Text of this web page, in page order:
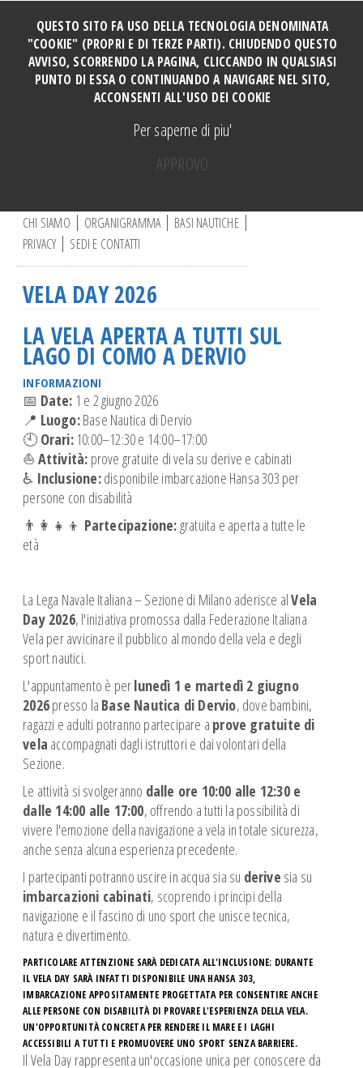
r
.
CHI SIAMO ORGANIGRAMMA
BASI NAUTICHE
PRIVACY
SEDI E CONTATTI
HOME
Manovre e Ormeggi Cabinati
Manovre a motore base DERVIO
Vela ragazzi
CORSO CATAMARANO
Canoa
Vela e disabili
Corso GMDSS-SRC
SICUREZZA WS OSR 6.01
CORSO NAVIGAZIONE ASTRONOMICA
PATENTE NAUTICA
CONFERENZE
SQUADRA AGONISTICA
SCUOLE
REGATE
NEWS
ISTRUTTORI
I nostri Istruttori
Documenti Istruttori
Spazio Istruttori Canoa
Spazio Istruttori Vela
CAMP ESTIVI
VELA DAY 2026
LA VELA APERTA A TUTTI SUL
LAGO DI COMO A DERVIO
INFORMAZIONI
📅 Date: 1 e 2 giugno 2026
📍 Luogo:Base Nautica di Dervio
🕙Orari:10:00–12:30 e 14:00–17:00
⛵Attività: prove gratuite di vela su derive e cabinati
♿ Inclusione:disponibile imbarcazione Hansa 303 per
persone con disabilità
👨‍👩‍👧‍👦 Partecipazione:gratuita e aperta a tutte le
età
La Lega Navale Italiana – Sezione di Milano aderisce alVela
Day 2026, l'iniziativa promossa dalla Federazione Italiana
Vela per avvicinare il pubblico al mondo della vela e degli
sport nautici.
L'appuntamento è perlunedì 1 e martedì 2 giugno
2026presso la Base Nautica di Dervio, dove bambini,
ragazzi e adulti potranno partecipare a prove gratuite di
vela accompagnati dagli istruttori e dai volontari della
Sezione.
Le attività si svolgeranno dalle ore 10:00 alle 12:30 e
dalle 14:00 alle 17:00, offrendo a tutti la possibilità di
vivere l'emozione della navigazione a vela in totale sicurezza,
anche senza alcuna esperienza precedente.
I partecipanti potranno uscire in acqua sia su derive sia su
imbarcazioni cabinati, scoprendo i principi della
navigazione e il fascino di uno sport che unisce tecnica,
natura e divertimento.
PARTICOLARE ATTENZIONE SARÀ DEDICATA ALL'INCLUSIONE: DURANTE
IL VELA DAY SARÀ INFATTI DISPONIBILE UNAHANSA 303,
IMBARCAZIONE APPOSITAMENTE PROGETTATA PER CONSENTIRE ANCHE
ALLE PERSONE CON DISABILITÀ DI PROVARE L'ESPERIENZA DELLA VELA.
UN'OPPORTUNITÀ CONCRETA PER RENDERE IL MARE E I LAGHI
ACCESSIBILI A TUTTI E PROMUOVERE UNO SPORT SENZA BARRIERE.
Il Vela Day rappresenta un'occasione unica per conoscere da
QUESTO SITO FA USO DELLA TECNOLOGIA DENOMINATA
"COOKIE" (PROPRI E DI TERZE PARTI). CHIUDENDO QUESTO
AVVISO, SCORRENDO LA PAGINA, CLICCANDO IN QUALSIASI
PUNTO DI ESSA O CONTINUANDO A NAVIGARE NEL SITO,
ACCONSENTI ALL'USO DEI COOKIE
Per saperne di piu'
APPROVO